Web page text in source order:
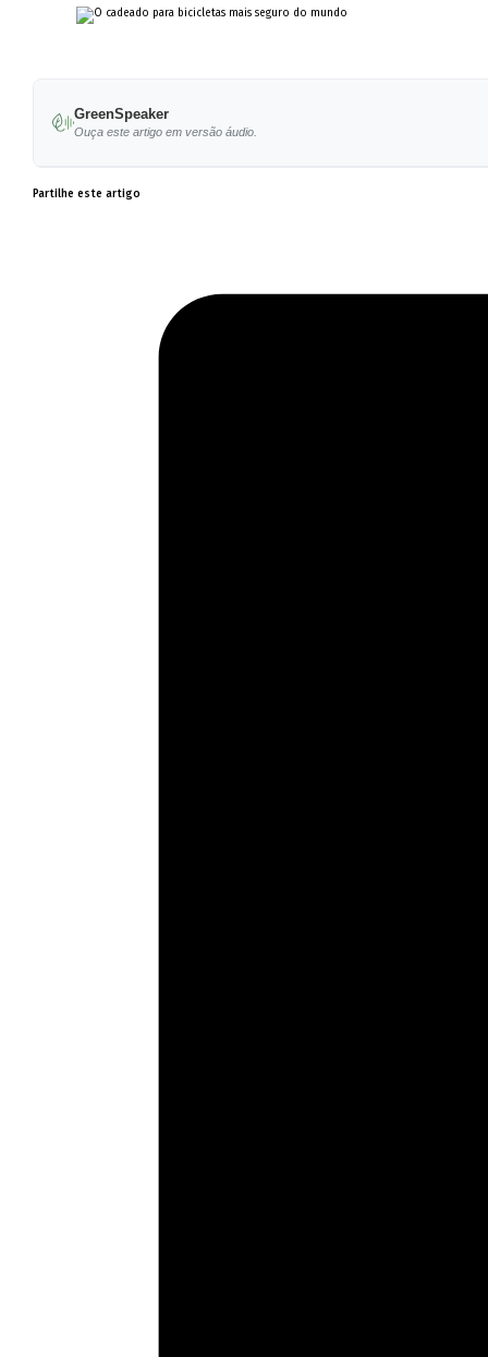
GreenSpeaker
Ouça este artigo em versão áudio.
Partilhe este artigo